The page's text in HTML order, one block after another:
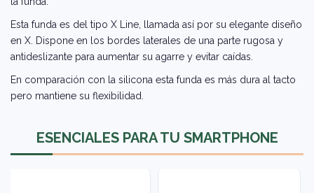
Esta funda es del tipo X Line, llamada así por su elegante diseño
en X. Dispone en los bordes laterales de una parte rugosa y
antideslizante para aumentar su agarre y evitar caídas.
En comparación con la silicona esta funda es más dura al tacto
pero mantiene su flexibilidad.
ESENCIALES PARA TU SMARTPHONE